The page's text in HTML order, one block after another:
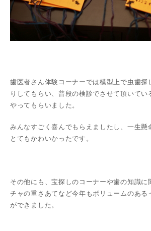
歯医者さん体験コーナーでは模型上で虫歯探
りしてもらい、普段の検診でさせて頂いてい
やってもらいました。
みんなすごく喜んでもらえましたし、一生懸
とてもかわいかったです。
その他にも、宝探しのコーナーや歯の知識に
チャの重さあてなど今年もボリュームのある
ができました。